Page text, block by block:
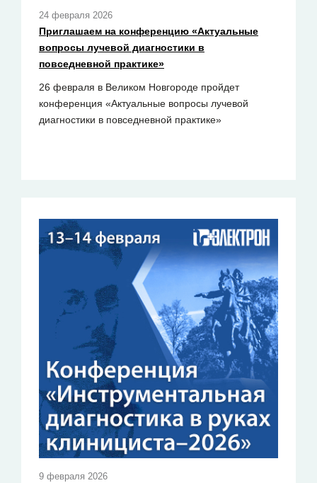
24 февраля 2026
Приглашаем на конференцию «Актуальные
вопросы лучевой диагностики в
повседневной практике»
26 февраля в Великом Новгороде пройдет
конференция «Актуальные вопросы лучевой
диагностики в повседневной практике»
9 февраля 2026